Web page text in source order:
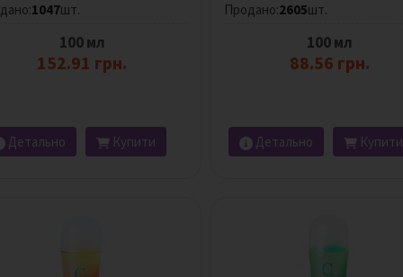
1047шт.
100 мл
152.91 грн.
Детально Купити
Продано:2605шт.
100 мл
88.56 грн.
Детально Купити